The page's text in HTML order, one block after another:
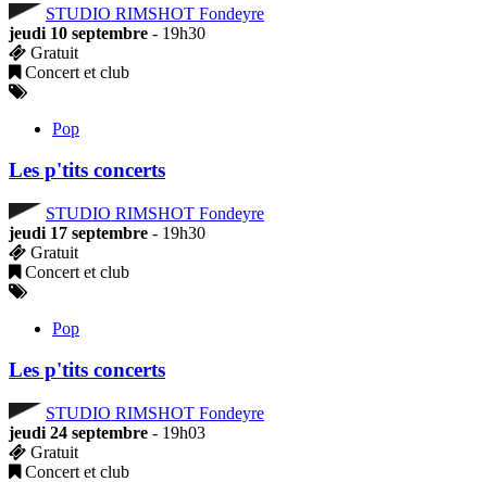
STUDIO RIMSHOT Fondeyre
jeudi 10 septembre - 19h30
Gratuit
Concert et club
Pop
Les p'tits concerts
STUDIO RIMSHOT Fondeyre
jeudi 17 septembre - 19h30
Gratuit
Concert et club
Pop
Les p'tits concerts
STUDIO RIMSHOT Fondeyre
jeudi 24 septembre - 19h03
Gratuit
Concert et club